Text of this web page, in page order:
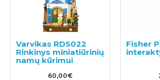
Varvikas RDS022
Rinkinys miniatiūrinių
namų kūrimui
60,00€
Fisher